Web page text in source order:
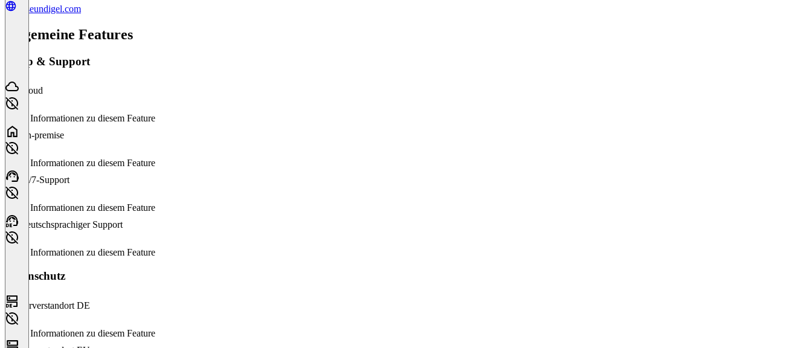
haseundigel.com
Allgemeine Features
Setup & Support
Cloud
Keine Informationen zu diesem Feature
On-premise
Keine Informationen zu diesem Feature
24/7-Support
Keine Informationen zu diesem Feature
Deutschsprachiger Support
Keine Informationen zu diesem Feature
Datenschutz
Serverstandort DE
Keine Informationen zu diesem Feature